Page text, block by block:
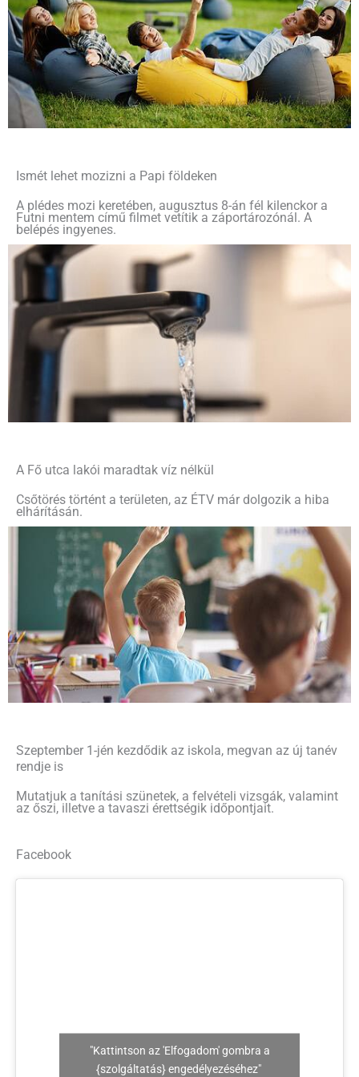
Ismét lehet mozizni a Papi földeken
A plédes mozi keretében, augusztus 8-án fél kilenckor a
Futni mentem című filmet vetítik a záportározónál. A
belépés ingyenes.
A Fő utca lakói maradtak víz nélkül
Csőtörés történt a területen, az ÉTV már dolgozik a hiba
elhárításán.
Szeptember 1-jén kezdődik az iskola, megvan az új tanév
rendje is
Mutatjuk a tanítási szünetek, a felvételi vizsgák, valamint
az őszi, illetve a tavaszi érettségik időpontjait.
Facebook
"Kattintson az 'Elfogadom' gombra a
{szolgáltatás} engedélyezéséhez"